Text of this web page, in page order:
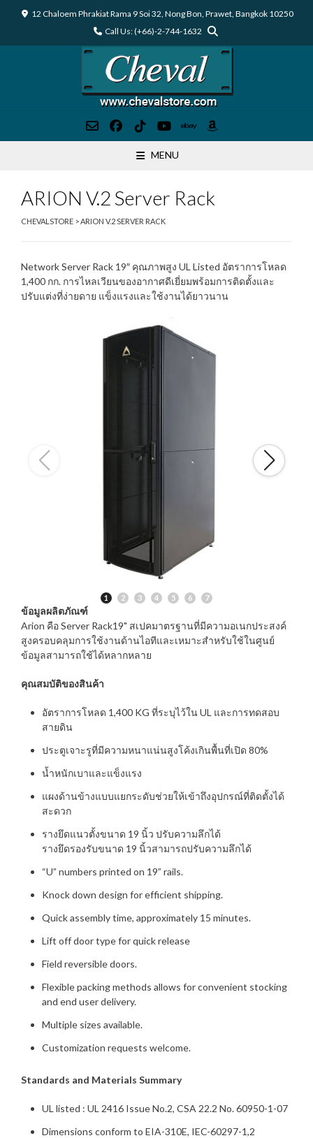
12 Chaloem Phrakiat Rama 9 Soi 32, Nong Bon, Prawet, Bangkok 10250
Call Us: (+66)-2-744-1632
MENU
ARION V.2 Server Rack
CHEVALSTORE >ARION V.2 SERVER RACK
Network Server Rack 19″ คุณภาพสูง UL Listed อัตราการโหลด
1,400 กก. การไหลเวียนของอากาศดีเยี่ยมพร้อมการติดตั้งและ
ปรับแต่งที่ง่ายดาย แข็งแรงและใช้งานได้ยาวนาน
ข้อมูลผลิตภัณฑ์
Arion คือ Server Rack19" สเปคมาตรฐานที่มีความอเนกประสงค์
สูงครอบคลุมการใช้งานด้านไอทีและเหมาะสำหรับใช้ในศูนย์
ข้อมูลสามารถใช้ได้หลากหลาย
คุณสมบัติของสินค้า
อัตราการโหลด 1,400 KG ที่ระบุไว้ใน UL และการทดสอบ
สายดิน
ประตูเจาะรูที่มีความหนาแน่นสูงโค้งเกินพื้นที่เปิด 80%
น้ำหนักเบาและแข็งแรง
แผงด้านข้างแบบแยกระดับช่วยให้เข้าถึงอุปกรณ์ที่ติดตั้งได้
สะดวก
รางยึดแนวตั้งขนาด 19 นิ้ว ปรับความลึกได้
รางยึดรองรับขนาด 19 นิ้วสามารถปรับความลึกได้
“U” numbers printed on 19” rails.
Knock down design for efficient shipping.
Quick assembly time, approximately 15 minutes.
Lift off door type for quick release
Field reversible doors.
Flexible packing methods allows for convenient stocking
and end user delivery.
Multiple sizes available.
Customization requests welcome.
Standards and Materials Summary
UL listed : UL 2416 Issue No.2, CSA 22.2 No. 60950-1-07
Dimensions conform to EIA-310E, IEC-60297-1,2